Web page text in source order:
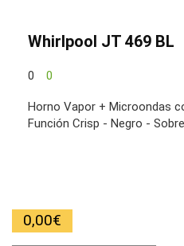
Whirlpool JT 469 BL
0 0
Horno Vapor + Microondas
Función Crisp - Negro -
0,00€